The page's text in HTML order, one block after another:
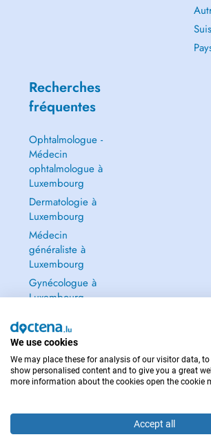
Recherches
fréquentes
Ophtalmologue -
Médecin
ophtalmologue à
Luxembourg
Dermatologie à
Luxembourg
Médecin
généraliste à
Luxembourg
Gynécologue à
Luxembourg
POUR LES URGENCES,
We use cookies
We may place these for analysis of our visitor data,
show personalised content and to give you a great
more information about the cookies open the cookie
Accept all